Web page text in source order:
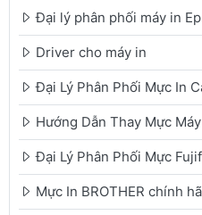
Đại lý phân phối máy in
Driver cho máy in
Đại Lý Phân Phối Mực In
Hướng Dẫn Thay Mực
Đại Lý Phân Phối Mực
Mực In BROTHER chính